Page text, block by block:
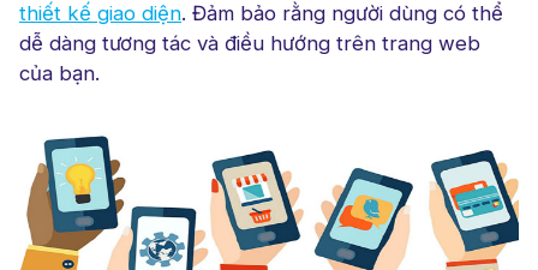
thiết kế giao diện. Đảm bảo rằng người dùng có thể
dễ dàng tương tác và điều hướng trên trang web
của bạn.